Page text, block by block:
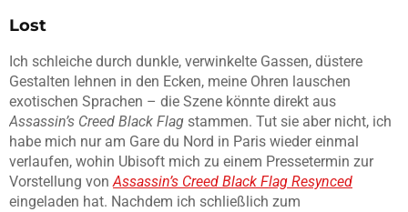
Lost
Ich schleiche durch dunkle, verwinkelte Gassen, düstere
Gestalten lehnen in den Ecken, meine Ohren lauschen
exotischen Sprachen – die Szene könnte direkt aus
Assassin’s Creed Black Flag stammen. Tut sie aber nicht, ich
habe mich nur am Gare du Nord in Paris wieder einmal
verlaufen, wohin Ubisoft mich zu einem Pressetermin zur
Vorstellung vonAssassin’s Creed Black Flag Resynced
eingeladen hat. Nachdem ich schließlich zum